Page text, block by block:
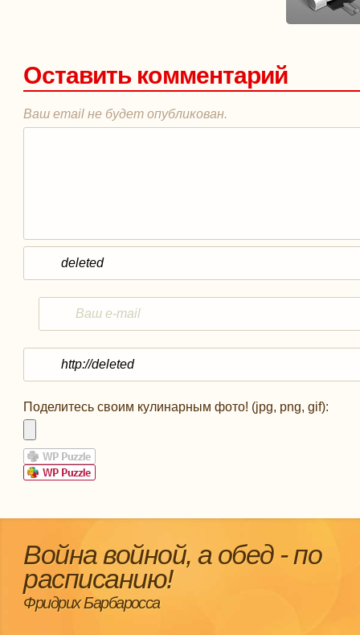
Оставить комментарий
Ваш email не будет опубликован.
Поделитесь своим кулинарным фото! (jpg, png, gif):
Война войной, а обед - по
расписанию!
Фридрих Барбаросса